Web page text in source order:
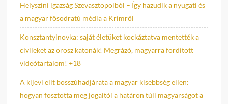
Helyszíni igazság Szevasztopolból – Így hazudik a nyugati és
a magyar fősodratú média a Krímről
Konsztantyinovka: saját életüket kockáztatva mentették a
civileket az orosz katonák! Megrázó, magyarra fordított
videótartalom! +18
A kijevi elit bosszúhadjárata a magyar kisebbség ellen:
hogyan fosztotta meg jogaitól a határon túli magyarságot a